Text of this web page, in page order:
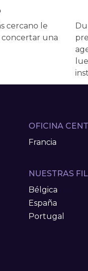
cercano le
concertar una
OFICINA
Francia
NUESTRAS
Bélgica
España
Portugal